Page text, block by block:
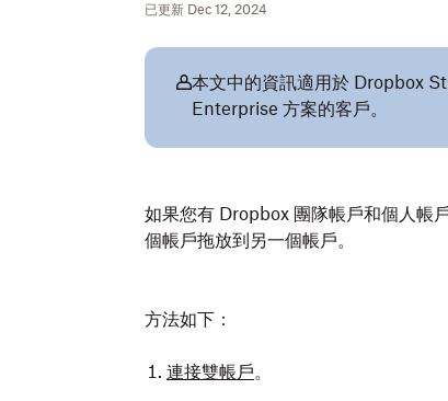
已更新 Dec 12, 2024
本文中的資訊適用於 Dropbox
Enterprise 方案的客戶。
如果您有 Dropbox 團隊帳戶和個人帳
個帳戶拖放到另一個帳戶。
方法如下：
連接雙帳戶。